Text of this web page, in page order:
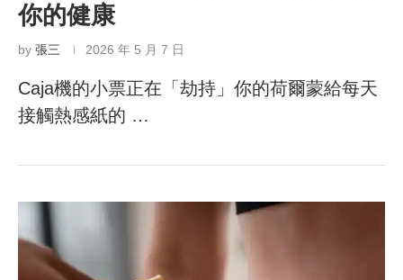
你的健康
by 張三 2026 年 5 月 7 日
Caja機的小票正在「劫持」你的荷爾蒙給每天
接觸熱感紙的 …